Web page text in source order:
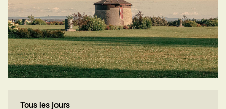
Tous les jours